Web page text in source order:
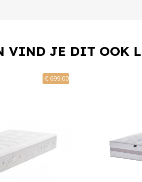
VIND JE DIT OOK
-€ 699,00